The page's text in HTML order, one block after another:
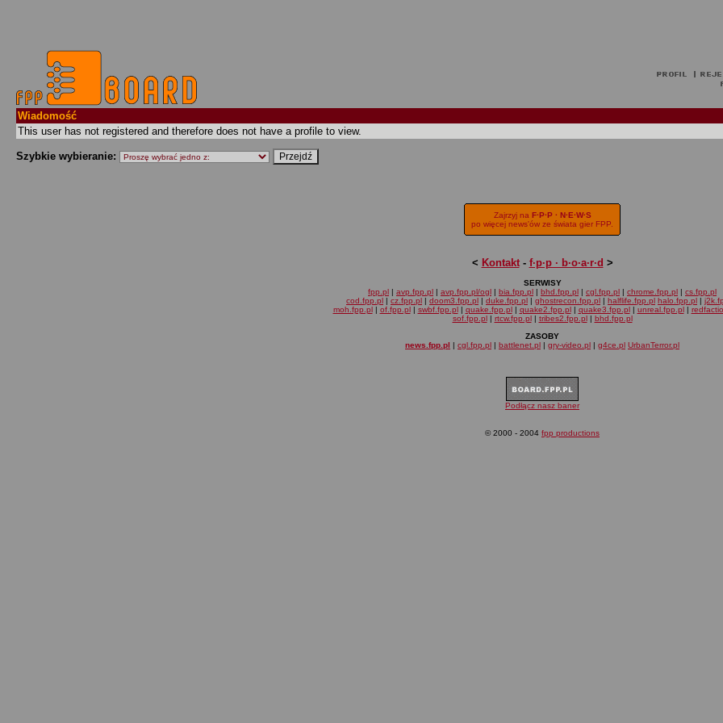
Wiadomość
This user has not registered and therefore does not have a profile to view.
Szybkie wybieranie:
Zajrzyj na F·P·P · N·E·W·S
po więcej news'ów ze świata gier FPP.
< Kontakt- f·p·p · b·o·a·r·d >
SERWISY
fpp.pl | avp.fpp.pl | avp.fpp.pl/ogl | bia.fpp.pl | bhd.fpp.pl | cgl.fpp.pl | chrome.fpp.pl | cs.fpp.pl
cod.fpp.pl | cz.fpp.pl | doom3.fpp.pl | duke.fpp.pl | ghostrecon.fpp.pl | halflife.fpp.pl halo.fpp.pl |
moh.fpp.pl| of.fpp.pl| swbf.fpp.pl| quake.fpp.pl| quake2.fpp.pl| quake3.fpp.pl| unreal.fpp.pl|
sof.fpp.pl| rtcw.fpp.pl| tribes2.fpp.pl| bhd.fpp.pl
ZASOBY
news.fpp.pl | cgl.fpp.pl | battlenet.pl | gry-video.pl | g4ce.pl UrbanTerror.pl
Podłącz nasz baner
© 2000 - 2004 fpp productions